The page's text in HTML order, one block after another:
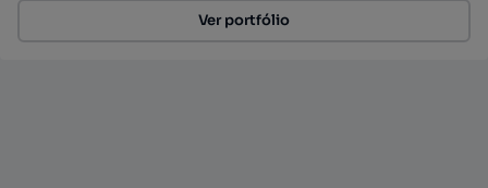
Ver portfólio